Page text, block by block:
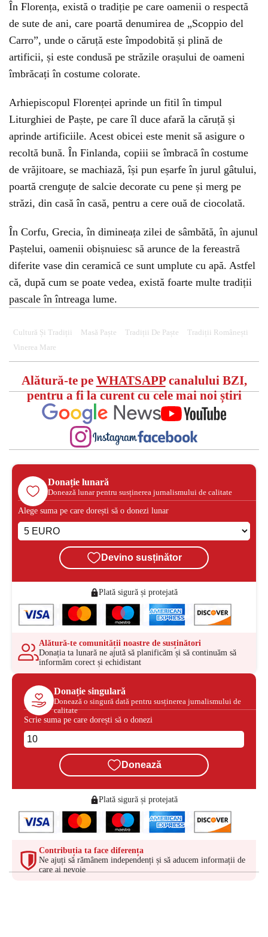
În Florența, există o tradiție pe care oamenii o respectă
de sute de ani, care poartă denumirea de „Scoppio del
Carro”, unde o căruță este împodobită și plină de
artificii, și este condusă pe străzile orașului de oameni
îmbrăcați în costume colorate.
Arhiepiscopul Florenței aprinde un fitil în timpul
Liturghiei de Paște, pe care îl duce afară la căruță și
aprinde artificiile. Acest obicei este menit să asigure o
recoltă bună. În Finlanda, copiii se îmbracă în costume
de vrăjitoare, se machiază, își pun eșarfe în jurul gâtului,
poartă crenguțe de salcie decorate cu pene și merg pe
străzi, din casă în casă, pentru a cere ouă de ciocolată.
În Corfu, Grecia, în dimineața zilei de sâmbătă, în ajunul
Paștelui, oamenii obișnuiesc să arunce de la fereastră
diferite vase din ceramică ce sunt umplute cu apă. Astfel
că, după cum se poate vedea, există foarte multe tradiții
pascale în întreaga lume.
Cultură Și Tradiții Masă Paște Tradiții De Paște
Tradiții Românești
Vinerea Mare
Alătură-te pe WHATSAPPcanalului BZI,
pentru a fi la curent cu cele mai noi știri
Donație lunară
Donează lunar pentru susținerea jurnalismului de calitate
Alege suma pe care dorești să o donezi lunar
Devino susținător
Plată sigură și protejată
Alătură-te comunității noastre de susținători
Donația ta lunară ne ajută să planificăm și să continuăm să
informăm corect și echidistant
Donație singulară
Donează o singură dată pentru susținerea jurnalismului de
calitate
Scrie suma pe care dorești să o donezi
Donează
Plată sigură și protejată
Contribuția ta face diferența
Ne ajuți să rămânem independenți și să aducem informații de
care ai nevoie